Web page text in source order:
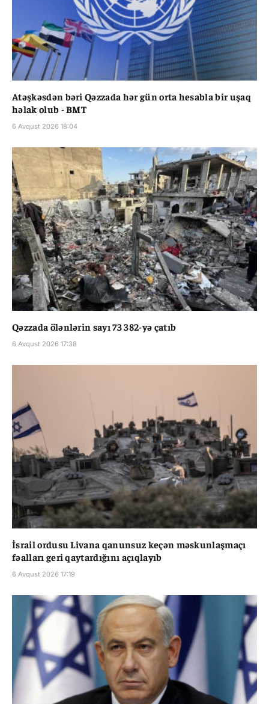
Atəşkəsdən bəri Qəzzada hər gün orta hesabla bir uşaq
həlak olub - BMT
6 Avqust 2026 18:04
Qəzzada ölənlərin sayı 73 382-yə çatıb
6 Avqust 2026 17:38
İsrail ordusu Livana qanunsuz keçən məskunlaşmaçı
fəalları geri qaytardığını açıqlayıb
6 Avqust 2026 17:19